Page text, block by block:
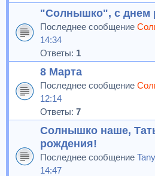
"Солнышко", с днем
Последнее сообщение
14:34
Ответы: 1
8 Марта
Последнее сообщение
12:14
Ответы: 7
Солнышко наше,
рождения!
Последнее сообщение
14:47